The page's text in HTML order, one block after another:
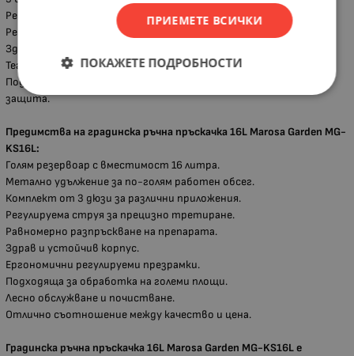
Регулируема струя
Регулируеми презрамки
Здрав пластмасов резервоар
Тегло: 2.40 kg
Подходяща за водни разтвори и препарати за растителна
защита.
Предимства на градинска ръчна пръскачка 16L Marosa Garden MG-
KS16L:
Голям резервоар с вместимост 16 литра.
Метално удължение за по-голям работен обсег.
Комплект от 3 дюзи за различни приложения.
Регулируема струя за прецизно третиране.
Равномерно разпръскване на препарата.
Здрав и устойчив корпус.
Ергономични регулируеми презрамки.
Подходяща за обработка на големи площи.
Лесно обслужване и почистване.
Отлично съотношение между качество и цена.
Градинска ръчна пръскачка 16L Marosa Garden MG-KS16L е
ПРИЕМЕТЕ ВСИЧКИ
ПОКАЖЕТЕ ПОДРОБНОСТИ